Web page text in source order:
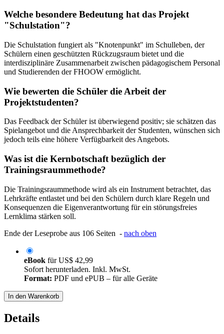
Welche besondere Bedeutung hat das Projekt
"Schulstation"?
Die Schulstation fungiert als "Knotenpunkt" im Schulleben, der
Schülern einen geschützten Rückzugsraum bietet und die
interdisziplinäre Zusammenarbeit zwischen pädagogischem Personal
und Studierenden der FHOOW ermöglicht.
Wie bewerten die Schüler die Arbeit der
Projektstudenten?
Das Feedback der Schüler ist überwiegend positiv; sie schätzen das
Spielangebot und die Ansprechbarkeit der Studenten, wünschen sich
jedoch teils eine höhere Verfügbarkeit des Angebots.
Was ist die Kernbotschaft bezüglich der
Trainingsraummethode?
Die Trainingsraummethode wird als ein Instrument betrachtet, das
Lehrkräfte entlastet und bei den Schülern durch klare Regeln und
Konsequenzen die Eigenverantwortung für ein störungsfreies
Lernklima stärken soll.
Ende der Leseprobe aus 106 Seiten - nach oben
eBook fürUS$ 42,99
Sofort herunterladen. Inkl. MwSt.
Format: PDF und ePUB – für alle Geräte
In den Warenkorb
Details